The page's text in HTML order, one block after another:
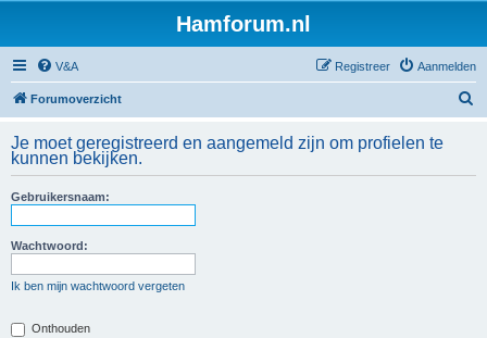
Hamforum.nl
V&A Aanmelden
Registreer
Forumoverzicht
k
Je moet geregistreerd en aangemeld zijn om profielen te
kunnen bekijken.
Gebruikersnaam:
Wachtwoord:
Ik ben mijn wachtwoord vergeten
Onthouden